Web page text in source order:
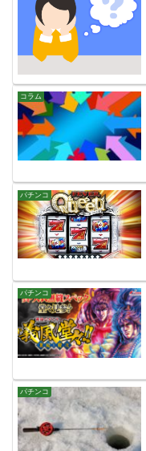
コラム
パチンコ
パチンコ
パチンコ